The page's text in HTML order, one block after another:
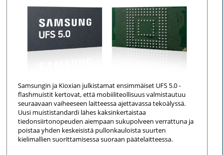
Samsungin ja Kioxian julkistamat ensimmäiset UFS 5.0 -
flashmuistit kertovat, että mobiiliteollisuus valmistautuu
seuraavaan vaiheeseen laitteessa ajettavassa tekoälyssä.
Uusi muististandardi lähes kaksinkertaistaa
tiedonsiirtonopeuden aiempaan sukupolveen verrattuna ja
poistaa yhden keskeisistä pullonkauloista suurten
kielimallien suorittamisessa suoraan päätelaitteessa.